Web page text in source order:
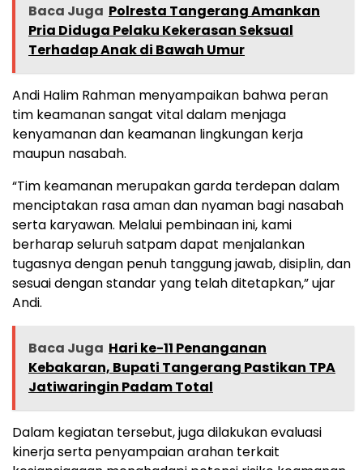
Baca Juga Polresta Tangerang Amankan
Pria Diduga Pelaku Kekerasan Seksual
Terhadap Anak di Bawah Umur
Andi Halim Rahman menyampaikan bahwa peran
tim keamanan sangat vital dalam menjaga
kenyamanan dan keamanan lingkungan kerja
maupun nasabah.
“Tim keamanan merupakan garda terdepan dalam
menciptakan rasa aman dan nyaman bagi nasabah
serta karyawan. Melalui pembinaan ini, kami
berharap seluruh satpam dapat menjalankan
tugasnya dengan penuh tanggung jawab, disiplin, dan
sesuai dengan standar yang telah ditetapkan,” ujar
Andi.
Baca Juga Hari ke-11 Penanganan
Kebakaran, Bupati Tangerang Pastikan TPA
Jatiwaringin Padam Total
Dalam kegiatan tersebut, juga dilakukan evaluasi
kinerja serta penyampaian arahan terkait